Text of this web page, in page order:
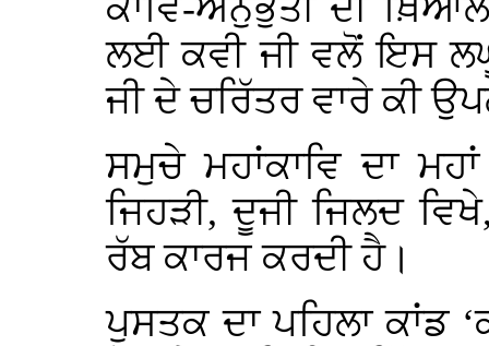
ਕਾਵਿ-ਅਨੁਭੁਤੀ ਦੀ
ਲਈ ਕਵੀ ਜੀ ਵਲੋਂ ਇਸ
ਜੀ ਦੇ ਚਰਿੱਤਰ ਵਾਰੇ ਕੀ
ਸਮੁਚੇ ਮਹਾਂਕਾਵਿ ਦਾ
ਜਿਹੜੀ, ਦੂਜੀ ਜਿਲਦ
ਰੱਬ ਕਾਰਜ ਕਰਦੀ ਹੈ।
ਪੁਸਤਕ ਦਾ ਪਹਿਲਾ ਕਾਂਡ